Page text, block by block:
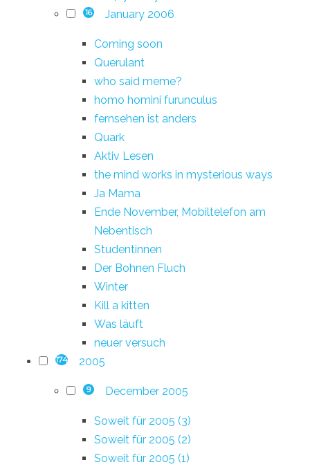
16 January 2006
Coming soon
Querulant
who said meme?
homo homini furunculus
fernsehen ist anders
Quark
Aktiv Lesen
the mind works in mysterious ways
Ja Mama
Ende November, Mobiltelefon am
Nebentisch
Studentinnen
Der Bohnen Fluch
Winter
Kill a kitten
Was läuft
neuer versuch
174 2005
9 December 2005
Soweit für 2005 (3)
Soweit für 2005 (2)
Soweit für 2005 (1)